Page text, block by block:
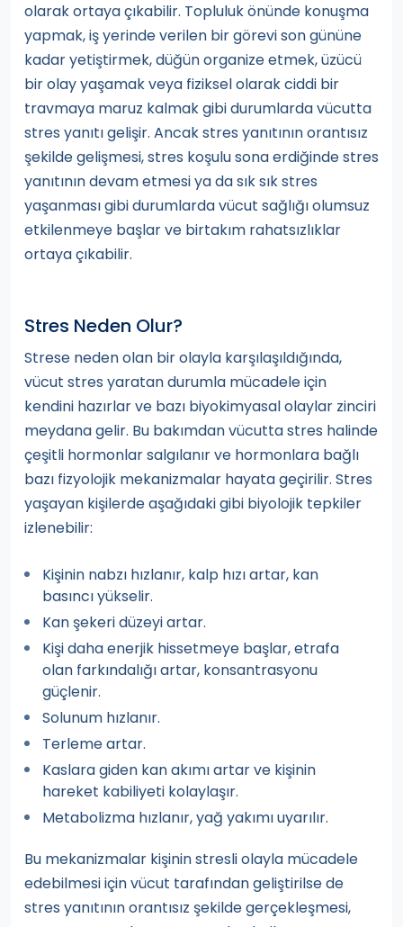
olarak ortaya çıkabilir. Topluluk önünde konuşma
yapmak, iş yerinde verilen bir görevi son gününe
kadar yetiştirmek, düğün organize etmek, üzücü
bir olay yaşamak veya fiziksel olarak ciddi bir
travmaya maruz kalmak gibi durumlarda vücutta
stres yanıtı gelişir. Ancak stres yanıtının orantısız
şekilde gelişmesi, stres koşulu sona erdiğinde stres
yanıtının devam etmesi ya da sık sık stres
yaşanması gibi durumlarda vücut sağlığı olumsuz
etkilenmeye başlar ve birtakım rahatsızlıklar
ortaya çıkabilir.
Stres Neden Olur?
Strese neden olan bir olayla karşılaşıldığında,
vücut stres yaratan durumla mücadele için
kendini hazırlar ve bazı biyokimyasal olaylar zinciri
meydana gelir. Bu bakımdan vücutta stres halinde
çeşitli hormonlar salgılanır ve hormonlara bağlı
bazı fizyolojik mekanizmalar hayata geçirilir. Stres
yaşayan kişilerde aşağıdaki gibi biyolojik tepkiler
izlenebilir:
Kişinin nabzı hızlanır, kalp hızı artar, kan
basıncı yükselir.
Kan şekeri düzeyi artar.
Kişi daha enerjik hissetmeye başlar, etrafa
olan farkındalığı artar, konsantrasyonu
güçlenir.
Solunum hızlanır.
Terleme artar.
Kaslara giden kan akımı artar ve kişinin
hareket kabiliyeti kolaylaşır.
Metabolizma hızlanır, yağ yakımı uyarılır.
Bu mekanizmalar kişinin stresli olayla mücadele
edebilmesi için vücut tarafından geliştirilse de
stres yanıtının orantısız şekilde gerçekleşmesi,